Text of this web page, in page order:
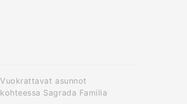
Vuokrattavat asunnot
kohteessa Sagrada Familia